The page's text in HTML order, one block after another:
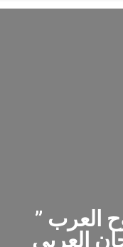
العرب ”
للمهرجان العربي